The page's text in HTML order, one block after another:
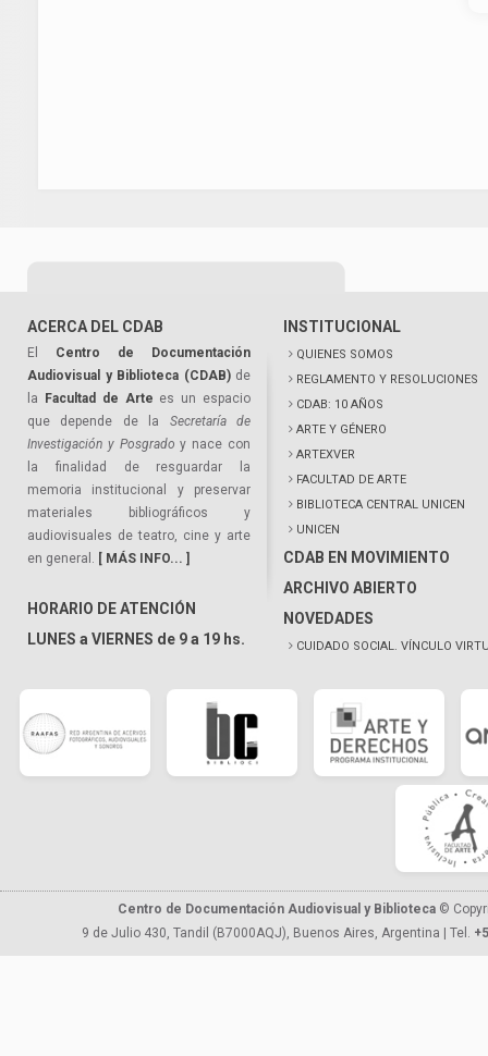
ACERCA DEL CDAB
El Centro de Documentación
Audiovisual y Biblioteca (CDAB)de
la
Facultad de Arte es un espacio
que depende de la Secretaría de
Investigación y Posgrado y nace con
la finalidad de resguardar la
memoria institucional y preservar
materiales bibliográficos y
audiovisuales de teatro, cine y arte
en general. [ MÁS INFO... ]
HORARIO DE ATENCIÓN
LUNES a VIERNES de 9 a 19 hs.
INSTITUCIONAL
QUIENES SOMOS
REGLAMENTO Y RESOLUCIONES
CDAB: 10 AÑOS
ARTE Y GÉNERO
ARTEXVER
FACULTAD DE ARTE
BIBLIOTECA CENTRAL UNICEN
UNICEN
CDAB EN MOVIMIENTO
ARCHIVO ABIERTO
NOVEDADES
CUIDADO SOCIAL. VÍNCULO
Centro de Documentación Audiovisual y Biblioteca ©
9 de Julio 430, Tandil (B7000AQJ), Buenos Aires, Argentina | Tel.